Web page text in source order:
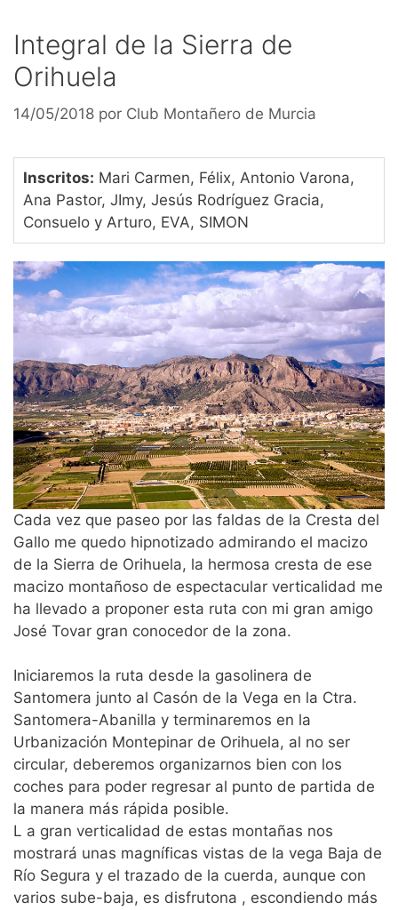
Integral de la Sierra de
Orihuela
14/05/2018 por Club Montañero de Murcia
Inscritos: Mari Carmen, Félix, Antonio Varona,
Ana Pastor, JImy, Jesús Rodríguez Gracia,
Consuelo y Arturo, EVA, SIMON
Cada vez que paseo por las faldas de la Cresta del
Gallo me quedo hipnotizado admirando el macizo
de la Sierra de Orihuela, la hermosa cresta de ese
macizo montañoso de espectacular verticalidad me
ha llevado a proponer esta ruta con mi gran amigo
José Tovar gran conocedor de la zona.
Iniciaremos la ruta desde la gasolinera de
Santomera junto al Casón de la Vega en la Ctra.
Santomera-Abanilla y terminaremos en la
Urbanización Montepinar de Orihuela, al no ser
circular, deberemos organizarnos bien con los
coches para poder regresar al punto de partida de
la manera más rápida posible.
L a gran verticalidad de estas montañas nos
mostrará unas magníficas vistas de la vega Baja de
Río Segura y el trazado de la cuerda, aunque con
varios sube-baja, es disfrutona , escondiendo más